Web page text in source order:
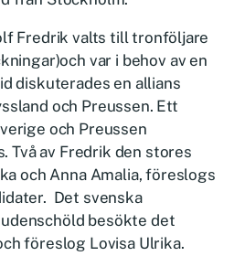
Fredrik valts till tronföljare
var i behov av en
diskuterades en allians
och Preussen. Ett
och Preussen
Två av Fredrik den stores
och Anna Amalia, föreslogs
Det svenska
besökte det
föreslog Lovisa Ulrika.